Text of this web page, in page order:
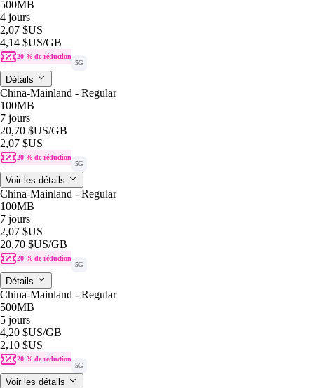
500MB
4 jours
2,07 $US
4,14 $US/GB
20 % de réduction
5G
Détails
China-Mainland - Regular
100MB
7 jours
20,70 $US/GB
2,07 $US
20 % de réduction
5G
Voir les détails
China-Mainland - Regular
100MB
7 jours
2,07 $US
20,70 $US/GB
20 % de réduction
5G
Détails
China-Mainland - Regular
500MB
5 jours
4,20 $US/GB
2,10 $US
20 % de réduction
5G
Voir les détails